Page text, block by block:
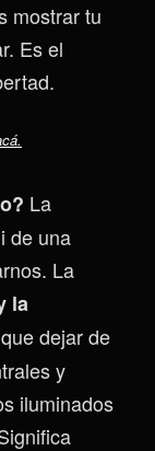
mostrar tu
Es el
La
de una
La
la
dejar de
y
iluminados